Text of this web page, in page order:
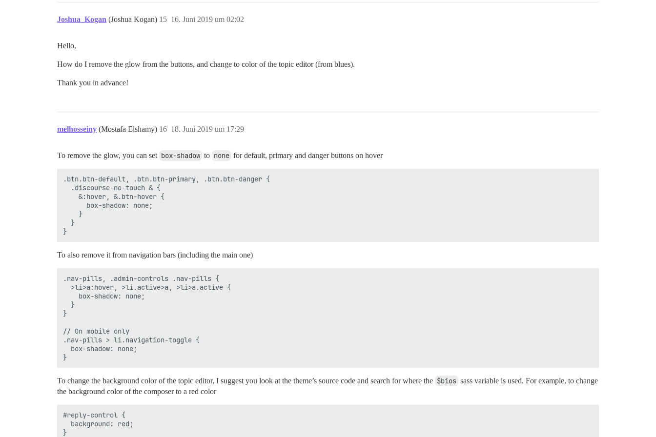
Joshua_Kogan (Joshua Kogan) 16. Juni 2019 um 02:02
15
Hello,
How do I remove the glow from the buttons, and change to color of the topic editor (from blues).
Thank you in advance!
melhosseiny (Mostafa Elshamy) 18. Juni 2019 um 17:29
16
To remove the glow, you can set box-shadow to none for default, primary and danger buttons on hover
.btn.btn-default, .btn.btn-primary, .btn.btn-danger {
  .discourse-no-touch & {
    &:hover, &.btn-hover {
      box-shadow: none;
    }
  }
To also remove it from navigation bars (including the main one)
.nav-pills, .admin-controls .nav-pills {
  >li>a:hover, >li.active>a, >li>a.active {
    box-shadow: none;
  }
}
// On mobile only
.nav-pills > li.navigation-toggle {
  box-shadow: none;
To change the background color of the topic editor, I suggest you look at the theme’s source code and search for where the $bios sass variable is used. For example, to change
the background color of the composer to a red color
#reply-control {
  background: red;